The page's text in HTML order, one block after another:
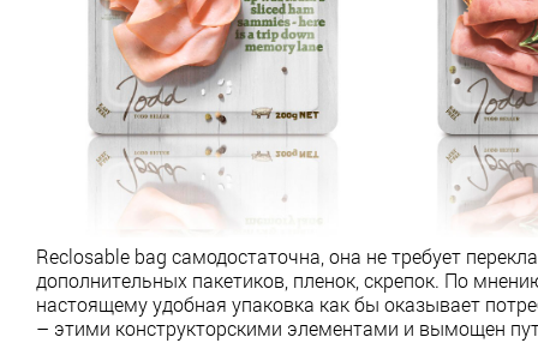
Reclosable bag самодостаточна, она не требует
дополнительных пакетиков, пленок, скрепок. По
настоящему удобная упаковка как бы оказывает
– этими конструкторскими элементами и вымощен